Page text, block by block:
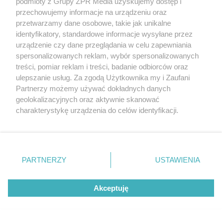
trasę! Odwiedź strefę Wawel i
spróbuj kultowych Michałków z
Wawelu
przechowujemy informacje na urządzeniu oraz
przetwarzamy dane osobowe, takie jak unikalne
identyfikatory, standardowe informacje wysyłane przez
urządzenie czy dane przeglądania w celu zapewniania
spersonalizowanych reklam, wybór spersonalizowanych
treści, pomiar reklam i treści, badanie odbiorców oraz
ulepszanie usług. Za zgodą Użytkownika my i Zaufani
Partnerzy możemy używać dokładnych danych
geolokalizacyjnych oraz aktywnie skanować
charakterystykę urządzenia do celów identyfikacji.
zmienić/wycofać klikając przycisk ustawień prywatności
znajdujący się w lewym dolnym rogu strony
rodzaje przetwarzania danych nie wymagają zgody
użytkownika, ale masz prawo sprzeciwić się takiemu
przetwarzaniu. Preferencje będą miały zastosowanie tylko
PARTNERZY USTAWIENIA
Akceptuję